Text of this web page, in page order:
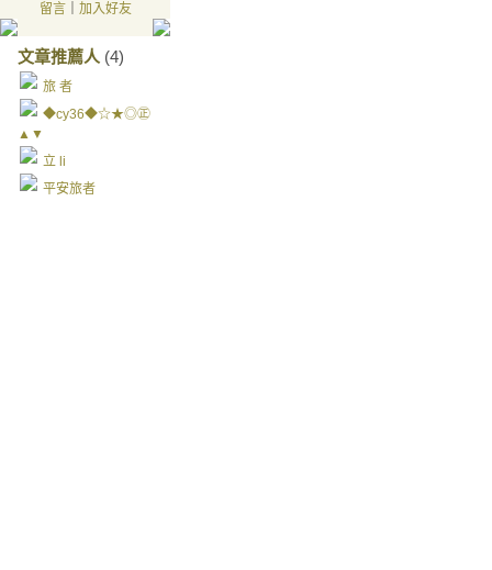
留言｜ 加入好友
文章推薦人 (4)
旅 者
◆cy36◆☆★◎㊣
▲▼
立 li
平安旅者